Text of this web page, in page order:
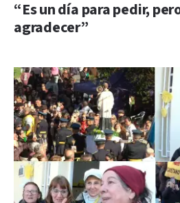
“Es un día para pedir,
agradecer”